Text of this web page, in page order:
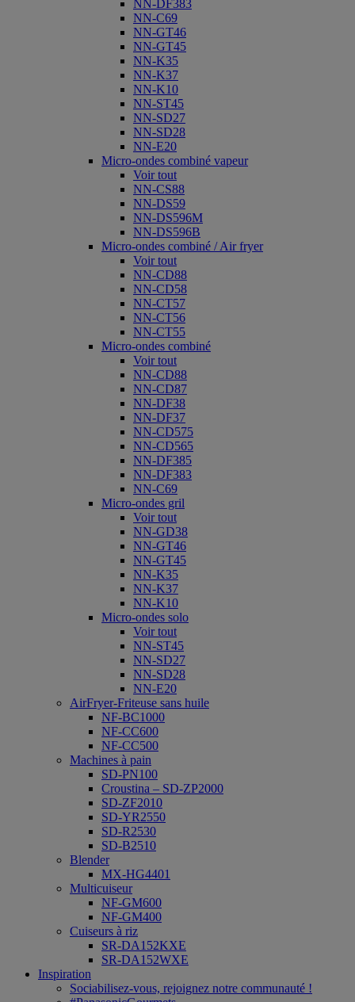
NN-DF383
NN-C69
NN-GT46
NN-GT45
NN-K35
NN-K37
NN-K10
NN-ST45
NN-SD27
NN-SD28
NN-E20
Micro-ondes combiné vapeur
Voir tout
NN-CS88
NN-DS59
NN-DS596M
NN-DS596B
Micro-ondes combiné / Air fryer
Voir tout
NN-CD88
NN-CD58
NN-CT57
NN-CT56
NN-CT55
Micro-ondes combiné
Voir tout
NN-CD88
NN-CD87
NN-DF38
NN-DF37
NN-CD575
NN-CD565
NN-DF385
NN-DF383
NN-C69
Micro-ondes gril
Voir tout
NN-GD38
NN-GT46
NN-GT45
NN-K35
NN-K37
NN-K10
Micro-ondes solo
Voir tout
NN-ST45
NN-SD27
NN-SD28
NN-E20
AirFryer-Friteuse sans huile
NF-BC1000
NF-CC600
NF-CC500
Machines à pain
SD-PN100
Croustina – SD-ZP2000
SD-ZF2010
SD-YR2550
SD-R2530
SD-B2510
Blender
MX-HG4401
Multicuiseur
NF-GM600
NF-GM400
Cuiseurs à riz
SR-DA152KXE
SR-DA152WXE
Inspiration
Sociabilisez-vous, rejoignez notre communauté !